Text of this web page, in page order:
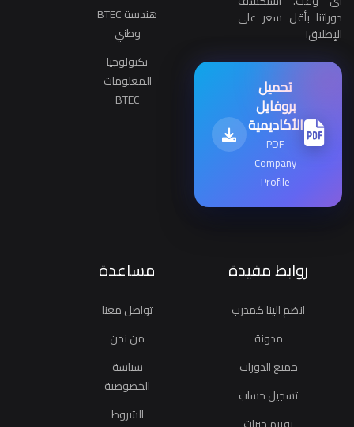
دوراتنا بأقل سعر على
الإطلاق!
تحميل
بروفايل
الأكاديمية
PDF
Company
Profile
هندسة BTEC
وطني
تكنولوجيا
المعلومات
BTEC
روابط مفيدة
انضم الينا كمدرب
مدونة
جميع الدورات
تسجيل حساب
مساعدة
تواصل معنا
من نحن
سياسة
الخصوصية
الشروط